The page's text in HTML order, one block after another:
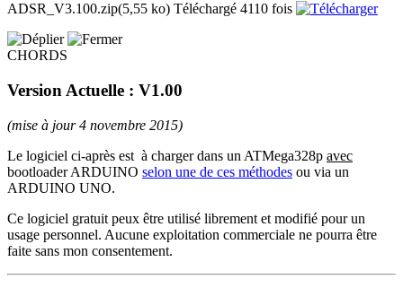
ADSR_V3.100.zip(5,55 ko) Téléchargé 4110 fois
CHORDS
Version Actuelle : V1.00
(mise à jour 4 novembre 2015)
Le logiciel ci-après est à charger dans un ATMega328p avec
bootloader ARDUINO selon une de ces méthodes ou via un
ARDUINO UNO.
Ce logiciel gratuit peux être utilisé librement et modifié pour un
usage personnel. Aucune exploitation commerciale ne pourra être
faite sans mon consentement.